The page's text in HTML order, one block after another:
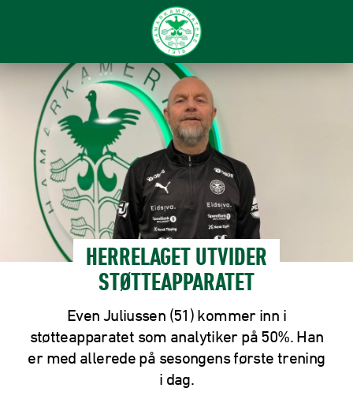
HERRELAGET UTVIDER
STØTTEAPPARATET
Even Juliussen (51) kommer inn i
støtteapparatet som analytiker på 50%. Han
er med allerede på sesongens første trening
i dag.